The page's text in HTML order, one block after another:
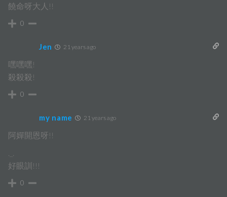
饒命呀大人!!
0
Jen 21 years ago
嘿嘿嘿!
殺殺殺!
0
my name 21 years ago
阿嬋開恩呀!!
好眼訓!!!
0